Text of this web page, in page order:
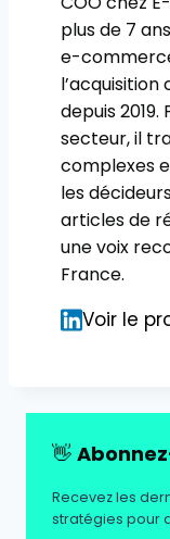
plus de 7
e-
depuis 2019.
secteur, il
complexes
les
articles de
une voix
France.
Voir le
👋
Recevez les
stratégies pour